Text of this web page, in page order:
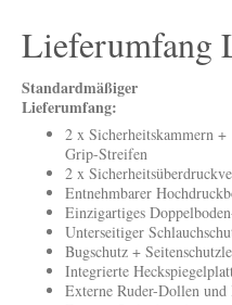
Lieferumfang
Standardmäßiger
Lieferumfang:
2 x Sicherheitskammern
Grip-Streifen
2 x
Entnehmbarer
Einzigartiges
Unterseitiger
Bugschutz +
Integrierte
Externe Ruder-Dollen und